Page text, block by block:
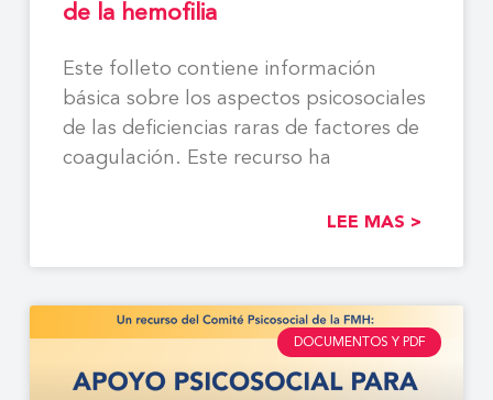
de la hemofilia
Este folleto contiene información
básica sobre los aspectos psicosociales
de las deficiencias raras de factores de
coagulación. Este recurso ha
LEE MAS >
DOCUMENTOS Y PDF